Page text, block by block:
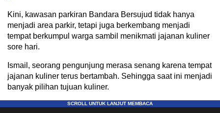
Kini, kawasan parkiran Bandara Bersujud tidak hanya
menjadi area parkir, tetapi juga berkembang menjadi
tempat berkumpul warga sambil menikmati jajanan kuliner
sore hari.
Ismail, seorang pengunjung merasa senang karena tempat
jajanan kuliner terus bertambah. Sehingga saat ini menjadi
banyak pilihan tujuan kuliner.